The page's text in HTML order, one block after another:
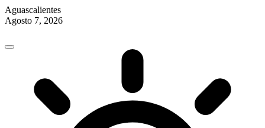
Aguascalientes
Agosto 7, 2026
content